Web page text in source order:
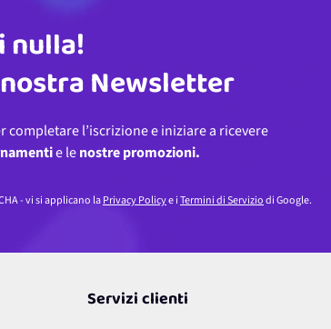
nulla!
Newsletter
completare l’iscrizione e iniziare a ricevere
e lenostre promozioni.
- vi si applicano laPrivacy Policye iTermini di Serviziodi Google.
Servizi clienti